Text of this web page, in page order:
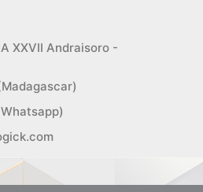
XXVII Andraisoro -